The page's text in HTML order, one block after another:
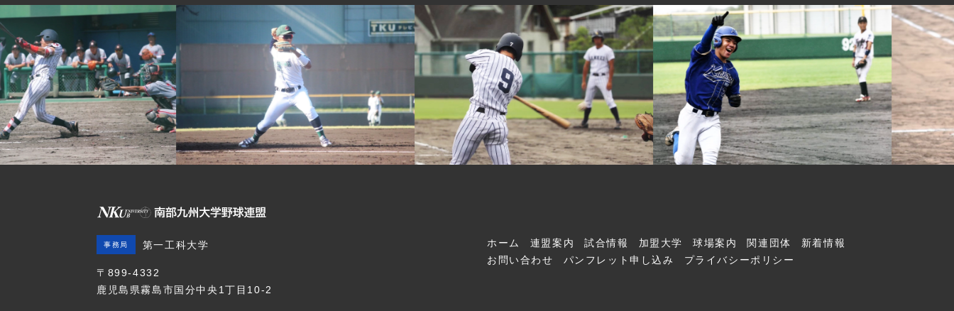
事務局 第一工科大学
〒899-4332
鹿児島県霧島市国分中央1丁目10-2
ホーム 連盟案内 試合情報 加盟大学 球場案内 関連団体
新着情報
お問い合わせ
パンフレット申し込み プライバシーポリシー